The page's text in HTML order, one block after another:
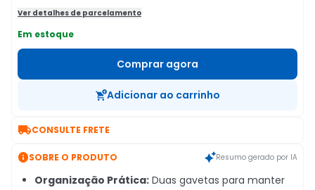
Ver detalhes de parcelamento
Em estoque
Comprar agora
Adicionar ao carrinho
CONSULTE FRETE
SOBRE O PRODUTO Resumo gerado por IA
Organização Prática: Duas gavetas para manter